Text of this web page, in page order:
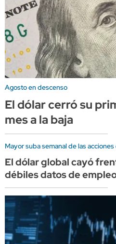
Agosto en descenso
El dólar cerró su
mes a la baja
Mayor suba semanal de las
El dólar global cayó
débiles datos de